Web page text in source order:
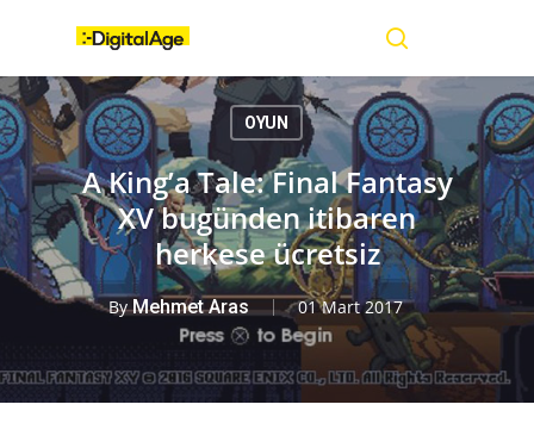
content
OYUN
A King’a Tale: Final Fantasy
XV bugünden itibaren
herkese ücretsiz
By Mehmet Aras 01 Mart 2017